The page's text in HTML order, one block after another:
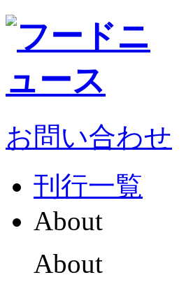
お問い合わせ
刊行一覧
About
About